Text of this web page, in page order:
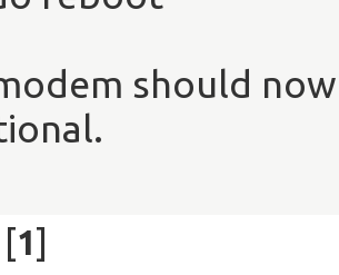
should
1]